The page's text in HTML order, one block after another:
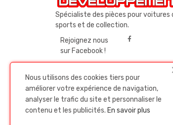
Spécialiste des pièces pour voitures
sports et de collection.
Rejoignez nous
sur Facebook !
Nous utilisons des cookies tiers pour
améliorer votre expérience de navigation,
analyser le trafic du site et personnaliser le
contenu et les publicités. En savoir plus